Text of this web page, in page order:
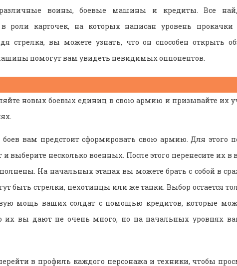
воины, боевые машины и кредиты. Все
роли карточек, на которых написан уровень прокачки
стрелка, вы можете узнать, что он способен открыть
помогут вам увидеть невидимых оппонентов.
новых боевых единиц в свою армию и призывайте их
вам предстоит сформировать свою армию. Для этого
и выберите несколько военных. После этого перенесите их в
На начальных этапах вы можете брать с собой в
быть стрелки, пехотинцы или же танки. Выбор остается
мощь ваших солдат с помощью кредитов, которые
их вы дают не очень много, но на начальных уровнях
в профиль каждого персонажа и техники, чтобы